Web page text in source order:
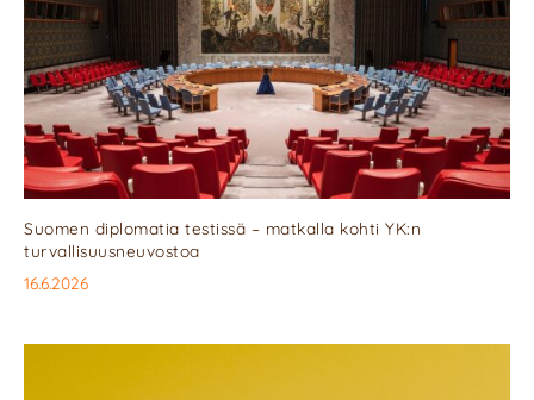
Suomen diplomatia testissä – matkalla kohti YK:n
turvallisuusneuvostoa
16.6.2026